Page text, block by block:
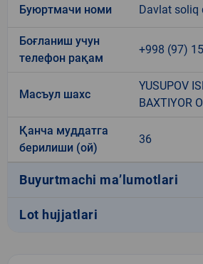
Буюртмачи номи Davlat soliq
Боғланиш учун
телефон рақам
+998 (97)
Масъул шахс
YUSUPOV
BAXTIYOR
Қанча муддатга
берилиши (ой)
36
Buyurtmachi ma’lumotlari
Lot hujjatlari